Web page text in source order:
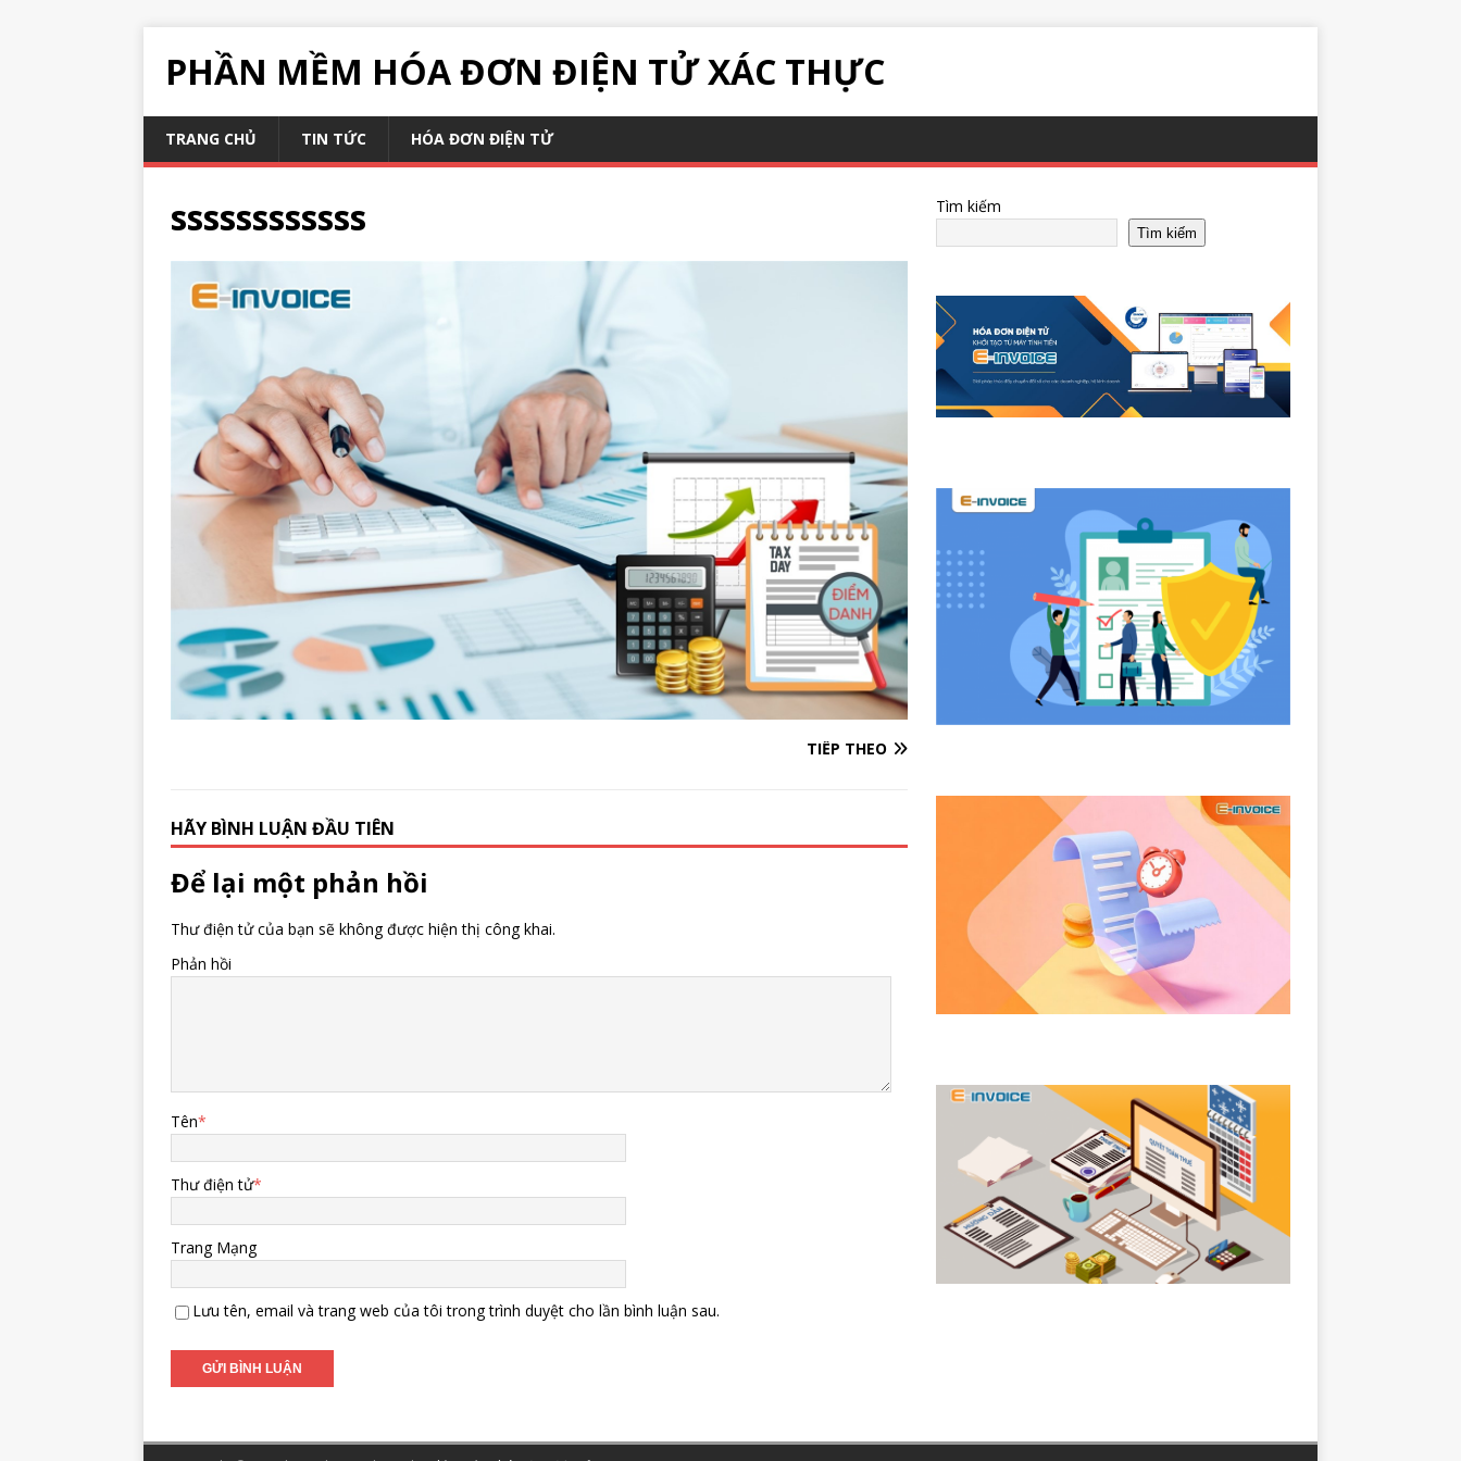
PHẦN MỀM HÓA ĐƠN ĐIỆN TỬ XÁC THỰC
TRANG CHỦ TIN TỨC HÓA ĐƠN ĐIỆN TỬ
ssssssssssss
TIẾP THEO
HÃY BÌNH LUẬN ĐẦU TIÊN
Để lại một phản hồi
Thư điện tử của bạn sẽ không được hiện thị công khai.
Phản hồi
Tên*
Thư điện tử*
Trang Mạng
Lưu tên, email và trang web của tôi trong trình duyệt cho lần bình luận sau.
Tìm kiếm
Tìm kiếm